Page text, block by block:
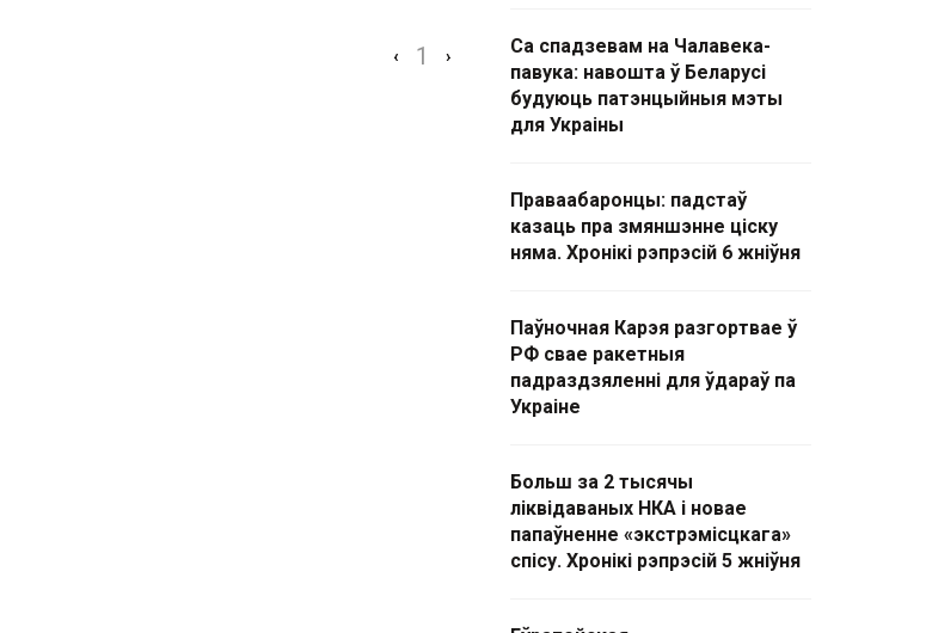
‹ 1 ›
Са спадзевам на Чалавека-
павука: навошта ў Беларусі
будуюць патэнцыйныя мэты
для Украіны
Праваабаронцы: падстаў
казаць пра змяншэнне ціску
няма. Хронікі рэпрэсій 6 жніўня
Паўночная Карэя разгортвае ў
РФ свае ракетныя
падраздзяленні для ўдараў па
Украіне
Больш за 2 тысячы
ліквідаваных НКА і новае
папаўненне «экстрэмісцкага»
спісу. Хронікі рэпрэсій 5 жніўня